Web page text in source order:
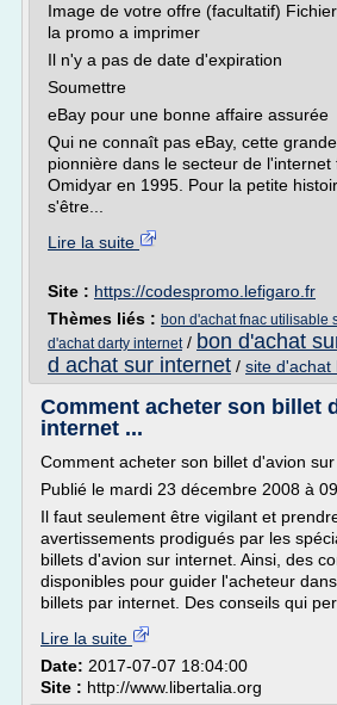
Image de votre offre (facultatif)
la promo a imprimer
Il n'y a pas de date d'expiration
Soumettre
eBay pour une bonne affaire assurée
Qui ne connaît pas eBay, cette
pionnière dans le secteur de
Omidyar en 1995. Pour la petite
s'être...
Lire la suite
Site : https://codespromo.lefigaro.fr
Thèmes liés : bon d'achat fnac utilisable
d'achat darty internet/ bon d'achat
d achat sur internet / site d'achat
Comment acheter son billet
internet ...
Comment acheter son billet d'avion
Publié le mardi 23 décembre 2008 à
Il faut seulement être vigilant et
avertissements prodigués par les
billets d'avion sur internet. Ainsi, des
disponibles pour guider l'acheteur
billets par internet. Des conseils qui
Lire la suite
Date: 2017-07-07 18:04:00
Site : http://www.libertalia.org